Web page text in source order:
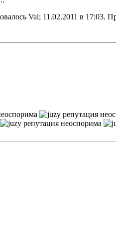
Val; 11.02.2011 в 17:03.